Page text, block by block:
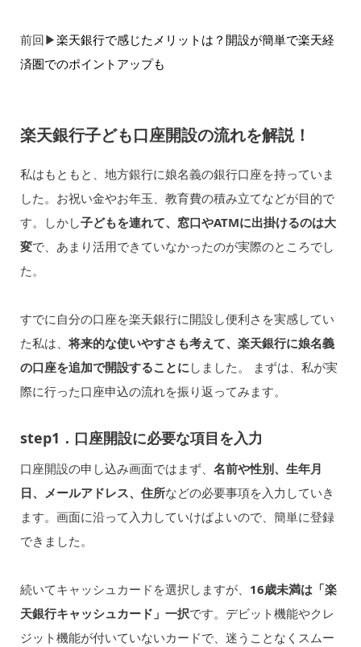
前回▶︎楽天銀行で感じたメリットは？開設が簡単で楽天経
済圏でのポイントアップも
楽天銀行子ども口座開設の流れを解説！
私はもともと、地方銀行に娘名義の銀行口座を持っていま
した。お祝い金やお年玉、教育費の積み立てなどが目的で
す。しかし子どもを連れて、窓口やATMに出掛けるのは大
変で、あまり活用できていなかったのが実際のところでし
た。
すでに自分の口座を楽天銀行に開設し便利さを実感してい
た私は、将来的な使いやすさも考えて、楽天銀行に娘名義
の口座を追加で開設することにしました。 まずは、私が実
際に行った口座申込の流れを振り返ってみます。
step1．口座開設に必要な項目を入力
口座開設の申し込み画面ではまず、 名前や性別、生年月
日、メールアドレス、住所などの必要事項を入力していき
ます。画面に沿って入力していけばよいので、簡単に登録
できました。
続いてキャッシュカードを選択しますが、 16歳未満は「楽
天銀行キャッシュカード」一択です。デビット機能やクレ
ジット機能が付いていないカードで、迷うことなくスムー